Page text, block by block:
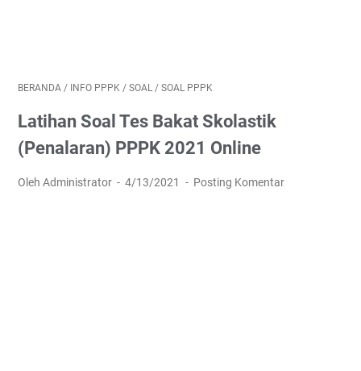
BERANDA / INFO PPPK / SOAL / SOAL PPPK
Latihan Soal Tes Bakat Skolastik
(Penalaran) PPPK 2021 Online
Oleh Administrator 4/13/2021 Posting Komentar